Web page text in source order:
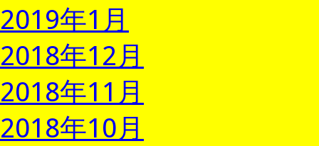
2019年1月
2018年12月
2018年11月
2018年10月